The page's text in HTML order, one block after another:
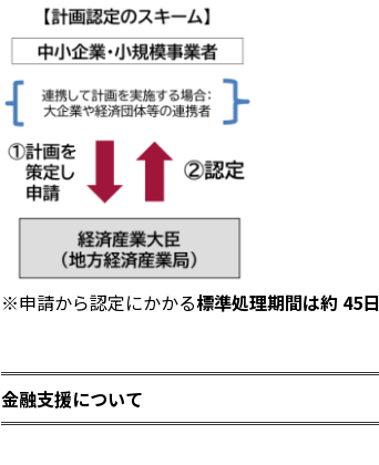
※申請から認定にかかる標準処理期間は約 45日
金融支援について